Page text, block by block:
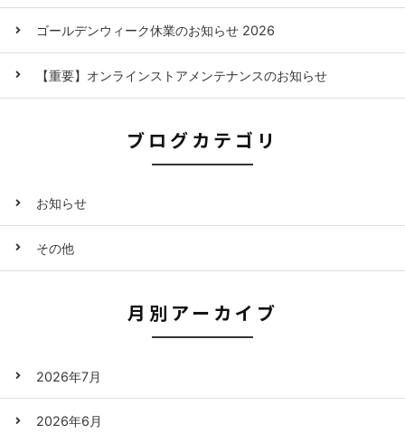
ゴールデンウィーク休業のお知らせ 2026
【重要】オンラインストアメンテナンスのお知らせ
ブログカテゴリ
お知らせ
その他
月別アーカイブ
2026年7月
2026年6月